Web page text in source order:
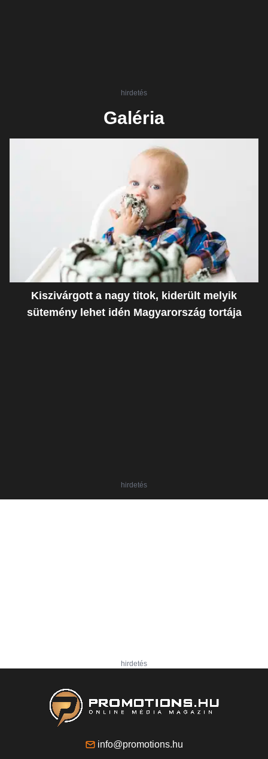
hirdetés
Galéria
Kiszivárgott a nagy titok, kiderült melyik
sütemény lehet idén Magyarország tortája
hirdetés
hirdetés
info@promotions.hu